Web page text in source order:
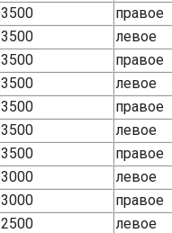
3500
правое
3500
левое
3500
правое
3500
левое
3500
правое
3500
левое
3500
правое
3000
левое
3000
правое
2500
левое